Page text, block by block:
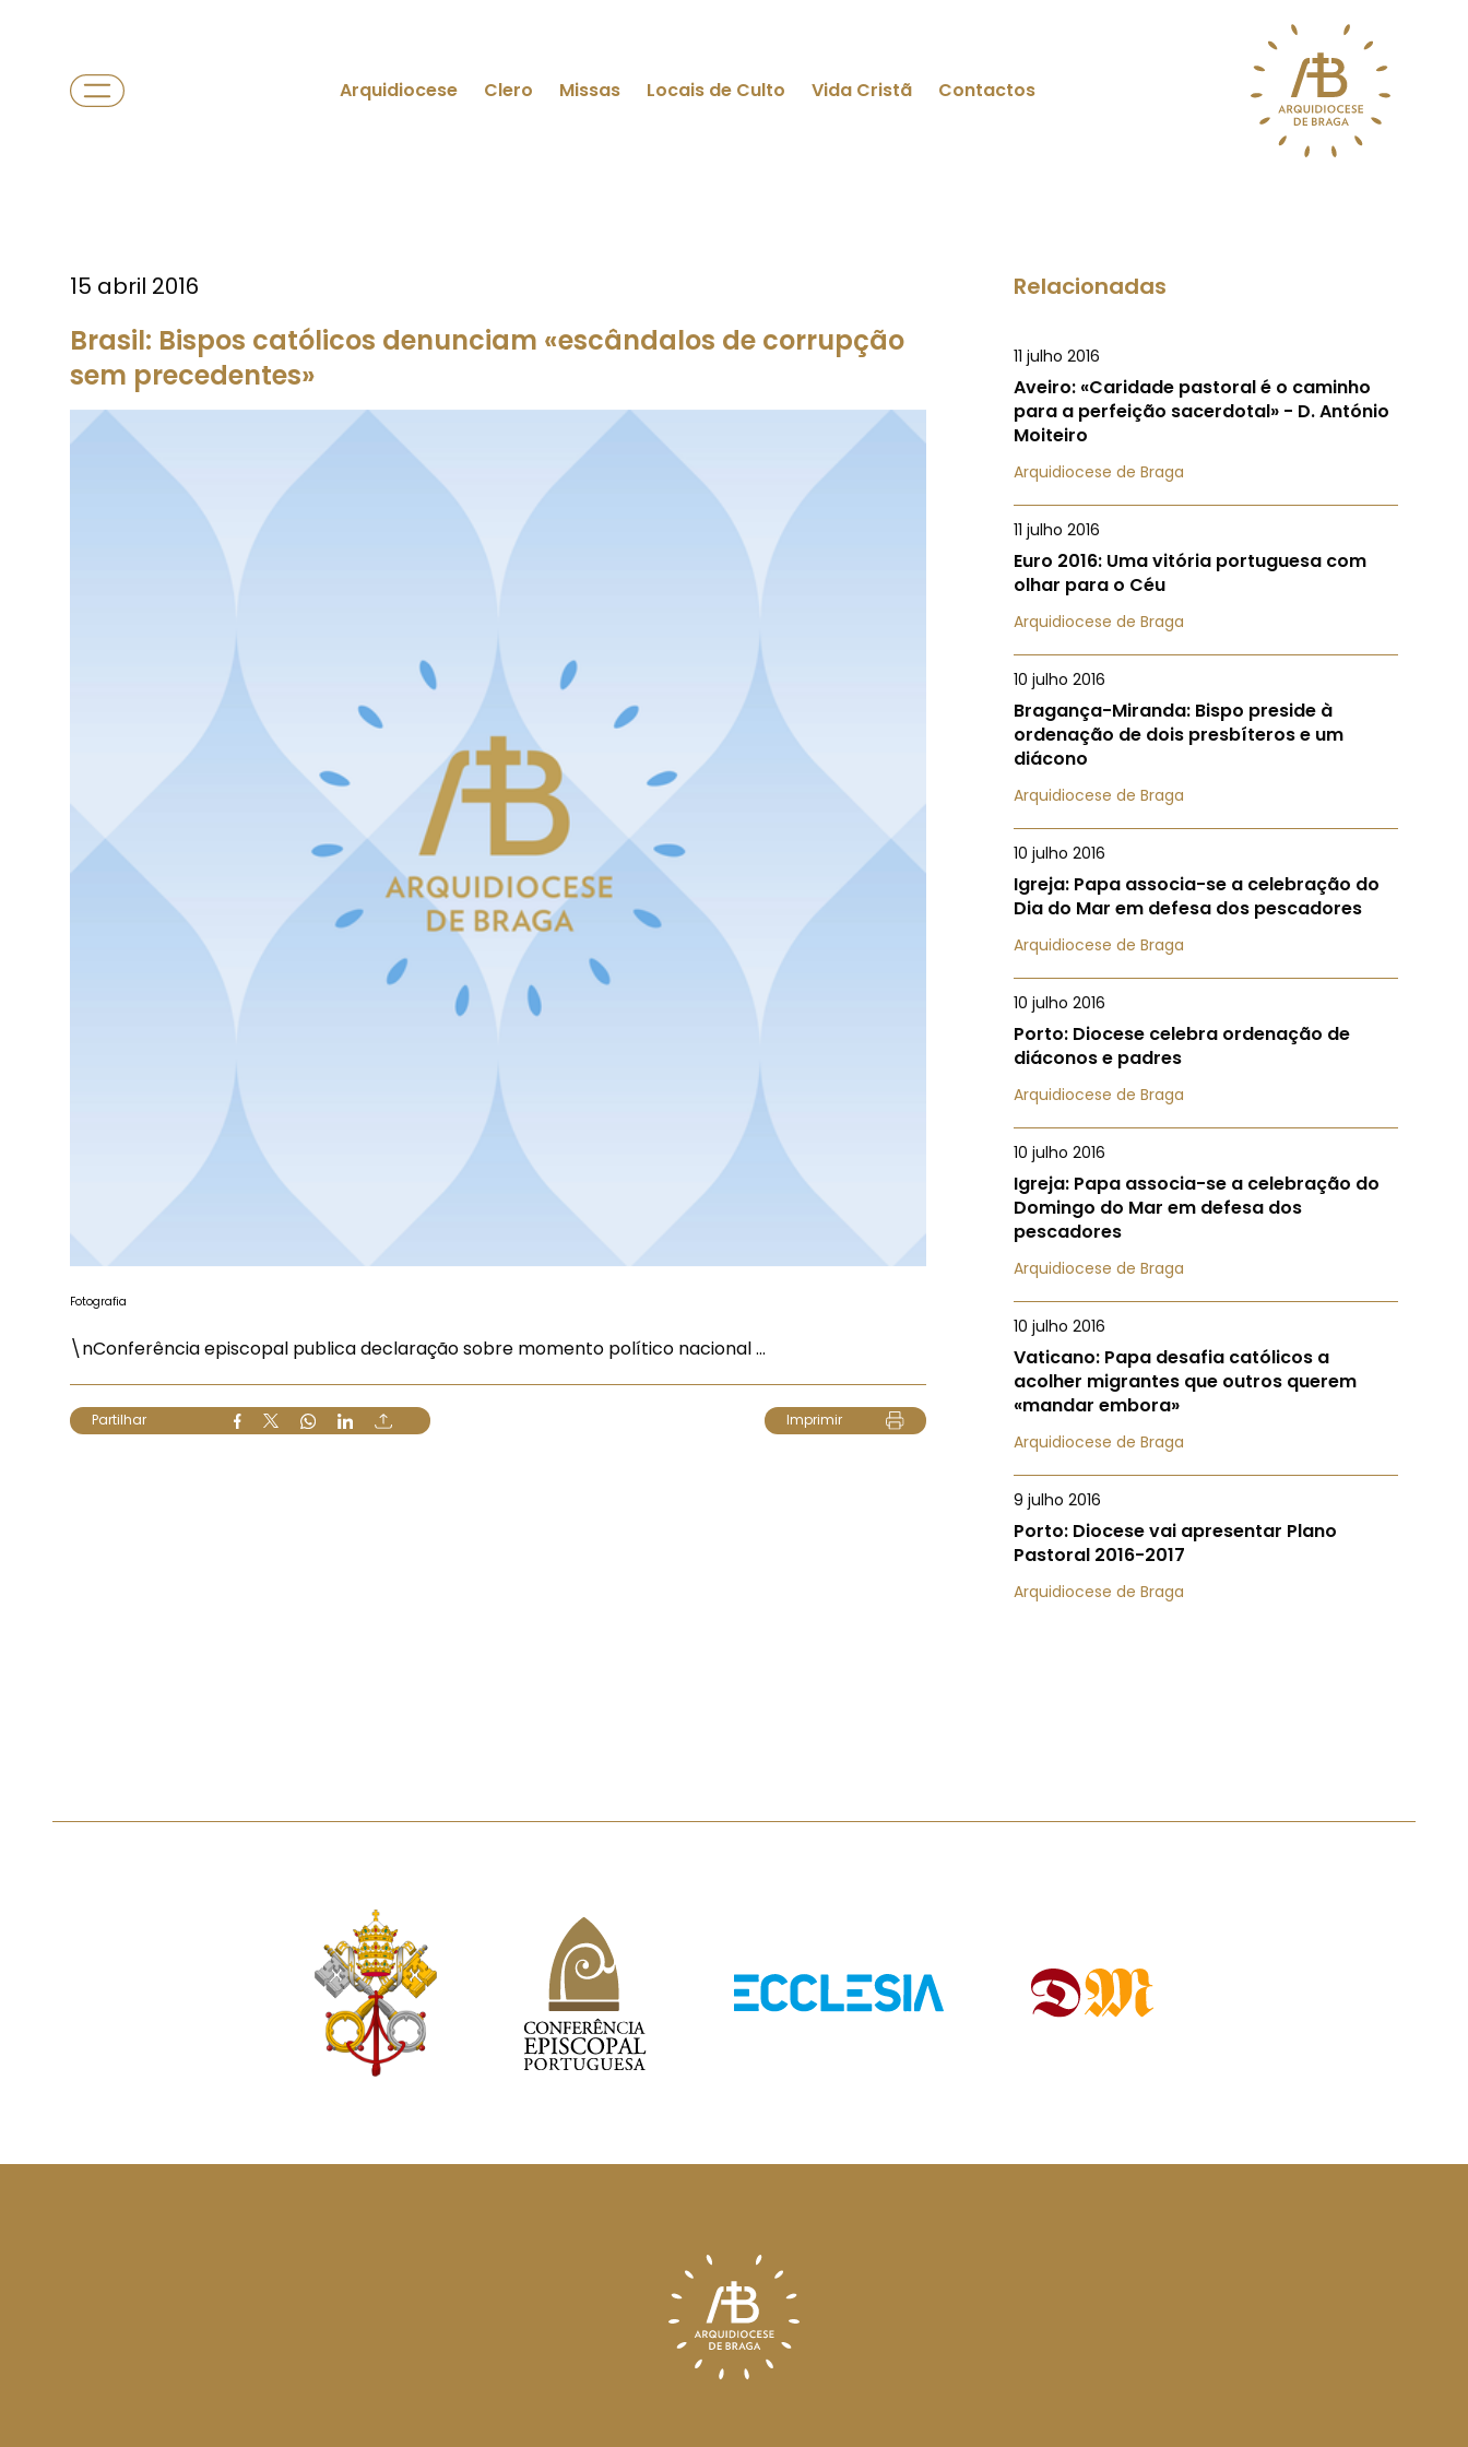
Arquidiocese Clero Missas Locais de Culto Vida Cristã Contactos
15 abril 2016
Brasil: Bispos católicos denunciam «escândalos de corrupção
sem precedentes»
Fotografia
\nConferência episcopal publica declaração sobre momento político nacional ...
Partilhar Imprimir
Relacionadas
11 julho 2016
Aveiro: «Caridade pastoral é o caminho
para a perfeição sacerdotal» - D. António
Moiteiro
Arquidiocese de Braga
11 julho 2016
Euro 2016: Uma vitória portuguesa com
olhar para o Céu
Arquidiocese de Braga
10 julho 2016
Bragança-Miranda: Bispo preside à
ordenação de dois presbíteros e um
diácono
Arquidiocese de Braga
10 julho 2016
Igreja: Papa associa-se a celebração do
Dia do Mar em defesa dos pescadores
Arquidiocese de Braga
10 julho 2016
Porto: Diocese celebra ordenação de
diáconos e padres
Arquidiocese de Braga
10 julho 2016
Igreja: Papa associa-se a celebração do
Domingo do Mar em defesa dos
pescadores
Arquidiocese de Braga
10 julho 2016
Vaticano: Papa desafia católicos a
acolher migrantes que outros querem
«mandar embora»
Arquidiocese de Braga
9 julho 2016
Porto: Diocese vai apresentar Plano
Pastoral 2016-2017
Arquidiocese de Braga